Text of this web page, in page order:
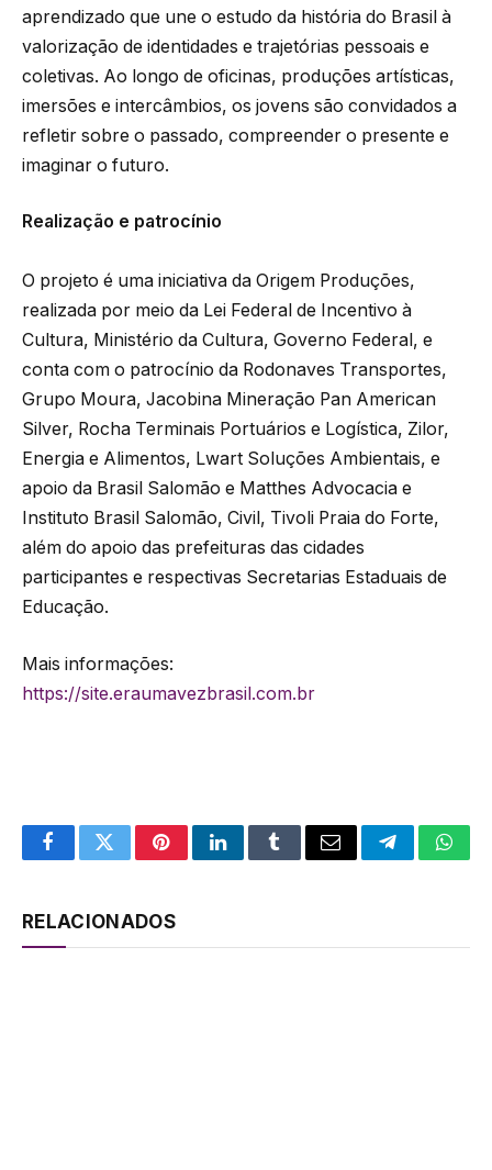
aprendizado que une o estudo da história do Brasil à
valorização de identidades e trajetórias pessoais e
coletivas. Ao longo de oficinas, produções artísticas,
imersões e intercâmbios, os jovens são convidados a
refletir sobre o passado, compreender o presente e
imaginar o futuro.
Realização e patrocínio
O projeto é uma iniciativa da Origem Produções,
realizada por meio da Lei Federal de Incentivo à
Cultura, Ministério da Cultura, Governo Federal, e
conta com o patrocínio da Rodonaves Transportes,
Grupo Moura, Jacobina Mineração Pan American
Silver, Rocha Terminais Portuários e Logística, Zilor,
Energia e Alimentos, Lwart Soluções Ambientais, e
apoio da Brasil Salomão e Matthes Advocacia e
Instituto Brasil Salomão, Civil, Tivoli Praia do Forte,
além do apoio das prefeituras das cidades
participantes e respectivas Secretarias Estaduais de
Educação.
Mais informações:
https://site.eraumavezbrasil.com.br
FacebookTwitterPinterestLinkedInTumblrEmail Telegram
RELACIONADOS